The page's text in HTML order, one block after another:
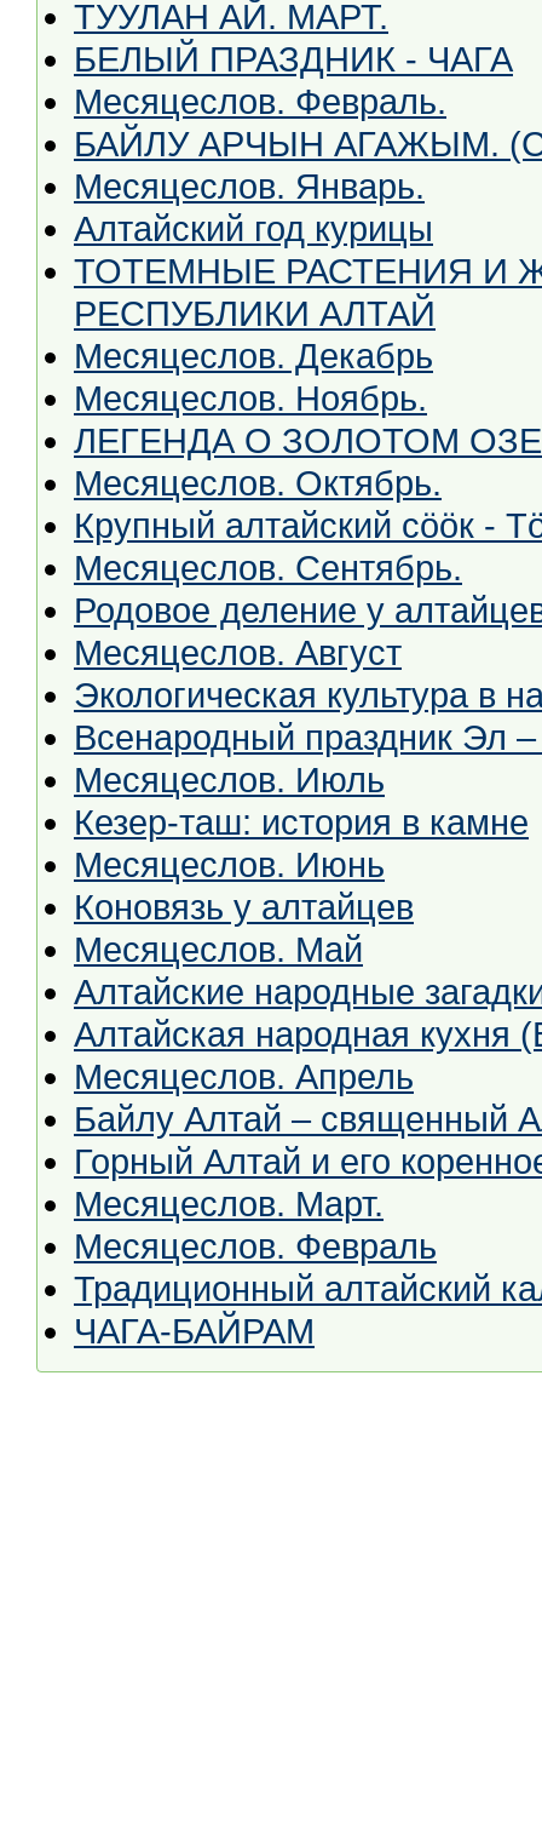
ТУУЛАН АЙ. МАРТ.
БЕЛЫЙ ПРАЗДНИК - ЧАГА
Месяцеслов. Февраль.
БАЙЛУ АРЧЫН АГАЖЫМ.
Месяцеслов. Январь.
Алтайский год курицы
ТОТЕМНЫЕ РАСТЕНИЯ И
РЕСПУБЛИКИ АЛТАЙ
Месяцеслов. Декабрь
Месяцеслов. Ноябрь.
ЛЕГЕНДА О ЗОЛОТОМ
Месяцеслов. Октябрь.
Крупный алтайский сööк -
Месяцеслов. Сентябрь.
Родовое деление у
Месяцеслов. Август
Экологическая культура в
Всенародный праздник Эл
Месяцеслов. Июль
Кезер-таш: история в камне
Месяцеслов. Июнь
Коновязь у алтайцев
Месяцеслов. Май
Алтайские народные
Алтайская народная кухня
Месяцеслов. Апрель
Байлу Алтай – священный
Горный Алтай и его
Месяцеслов. Март.
Месяцеслов. Февраль
Традиционный алтайский
ЧАГА-БАЙРАМ